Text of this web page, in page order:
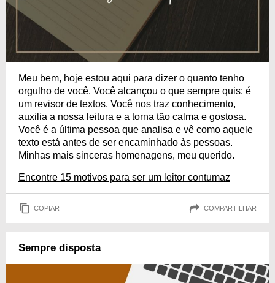
Meu bem, hoje estou aqui para dizer o quanto tenho
orgulho de você. Você alcançou o que sempre quis: é
um revisor de textos. Você nos traz conhecimento,
auxilia a nossa leitura e a torna tão calma e gostosa.
Você é a última pessoa que analisa e vê como aquele
texto está antes de ser encaminhado às pessoas.
Minhas mais sinceras homenagens, meu querido.
Encontre 15 motivos para ser um leitor contumaz
COPIAR COMPARTILHAR
Sempre disposta